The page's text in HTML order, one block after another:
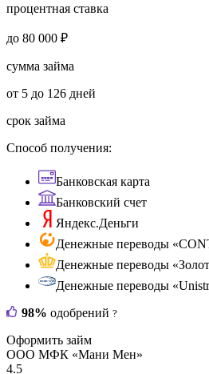
процентная ставка
до 80 000 ₽
сумма займа
от 5 до 126 дней
срок займа
Способ получения:
Банковская карта
Банковский счет
Яндекс.Деньги
Денежные переводы
Денежные переводы
Денежные переводы
98% одобрений ?
Оформить займ
ООО МФК «Мани Мен»
4.5